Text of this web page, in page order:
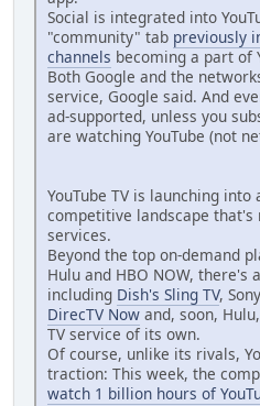
Social is integrated into
"community" tab previously
channels becoming a part of
Both Google and the
service, Google said. And
ad-supported, unless you
are watching YouTube (not
YouTube TV is launching
competitive landscape
services.
Beyond the top on-demand
Hulu and HBO NOW, there's
including Dish's Sling TV,
DirecTV Now and, soon,
TV service of its own.
Of course, unlike its rivals,
traction: This week, the
watch 1 billion hours of